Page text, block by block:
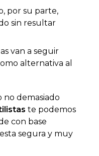
por su parte,
sin resultar
van a seguir
alternativa al
no demasiado
te podemos
con base
segura y muy